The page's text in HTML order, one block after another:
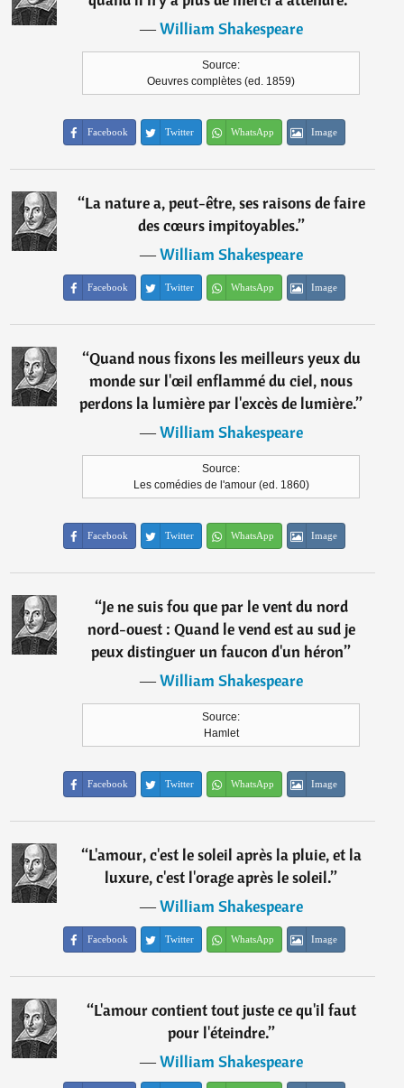
―William Shakespeare
Source:
Oeuvres complètes (ed. 1859)
Facebook Twitter WhatsApp Image
“La nature a, peut-être, ses raisons de faire
des cœurs impitoyables.”
―William Shakespeare
Facebook Twitter WhatsApp Image
“Quand nous fixons les meilleurs yeux du
monde sur l'œil enflammé du ciel, nous
perdons la lumière par l'excès de lumière.”
―William Shakespeare
Source:
Les comédies de l'amour (ed. 1860)
Facebook Twitter WhatsApp Image
“Je ne suis fou que par le vent du nord
nord-ouest : Quand le vend est au sud je
peux distinguer un faucon d'un héron”
―William Shakespeare
Source:
Hamlet
Facebook Twitter WhatsApp Image
“L'amour, c'est le soleil après la pluie, et la
luxure, c'est l'orage après le soleil.”
―William Shakespeare
Facebook Twitter WhatsApp Image
“L'amour contient tout juste ce qu'il faut
pour l'éteindre.”
―William Shakespeare